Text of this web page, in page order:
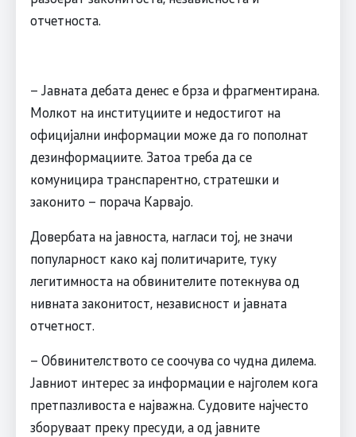
отчетноста.
– Јавната дебата денес е брза и фрагментирана.
Молкот на институциите и недостигот на
официјални информации може да го пополнат
дезинформациите. Затоа треба да се
комуницира транспарентно, стратешки и
законито – порача Карвајо.
Довербата на јавноста, нагласи тој, не значи
популарност како кај политичарите, туку
легитимноста на обвинителите потекнува од
нивната законитост, независност и јавната
отчетност.
– Обвинителството се соочува со чудна дилема.
Јавниот интерес за информации е најголем кога
претпазливоста е најважна. Судовите најчесто
зборуваат преку пресуди, а од јавните